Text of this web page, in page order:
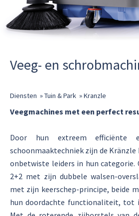
Veeg- en
Diensten »Tuin & Park »Kranzle
Veegmachines met een perfect
Door hun extreem efficiënte
schoonmaaktechniek zijn de Kränzle
onbetwiste leiders in hun categorie.
2+2 met zijn dubbele walsen-
met zijn keerschep-principe, beide
hun doordachte functionaliteit, tot